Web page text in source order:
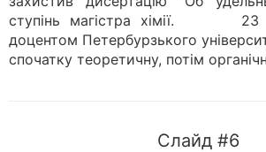
ступінь магістра хімії. 23
доцентом Петербурзького
спочатку теоретичну, потім
Слайд #6